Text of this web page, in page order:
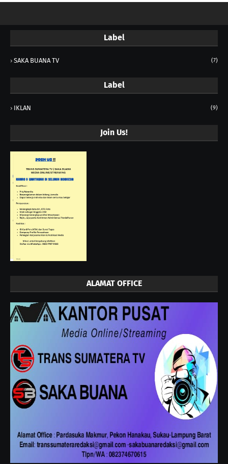
Label
SAKA BUANA TV (7)
Label
IKLAN (9)
Join Us!
ALAMAT OFFICE